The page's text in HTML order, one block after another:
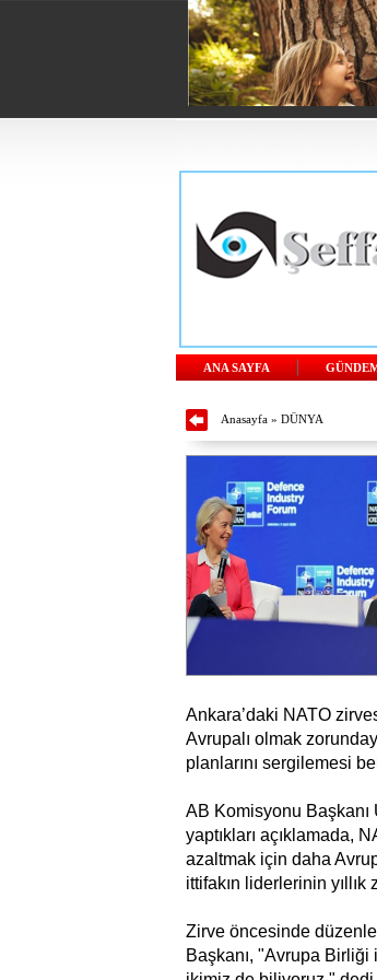
ANA SAYFA
Anasayfa » DÜNYA
Ankara’daki NATO
Avrupalı olmak
planlarını sergilemesi
AB Komisyonu Başkanı
yaptıkları açıklamada,
azaltmak için daha
ittifakın liderlerinin
Zirve öncesinde
Başkanı, "Avrupa